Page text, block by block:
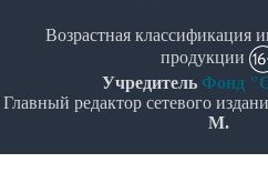
Возрастная классификация
продукции
Учредитель Фонд
Главный редактор сетевого
М.